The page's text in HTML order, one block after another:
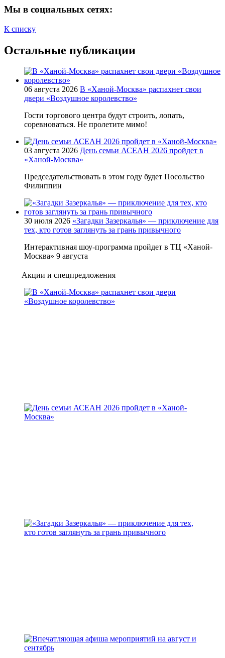
Мы в социальных сетях:
К списку
Остальные публикации
06 августа 2026 В «Ханой-Москва» распахнет свои
двери «Воздушное королевство»
Гости торгового центра будут строить, лопать,
соревноваться. Не пролетите мимо!
03 августа 2026 День семьи АСЕАН 2026 пройдет в
«Ханой-Москва»
Председательствовать в этом году будет Посольство
Филиппин
30 июля 2026 «Загадки Зазеркалья» — приключение для
тех, кто готов заглянуть за грань привычного
Интерактивная шоу-программа пройдет в ТЦ «Ханой-
Москва» 9 августа
Акции и спецпредложения